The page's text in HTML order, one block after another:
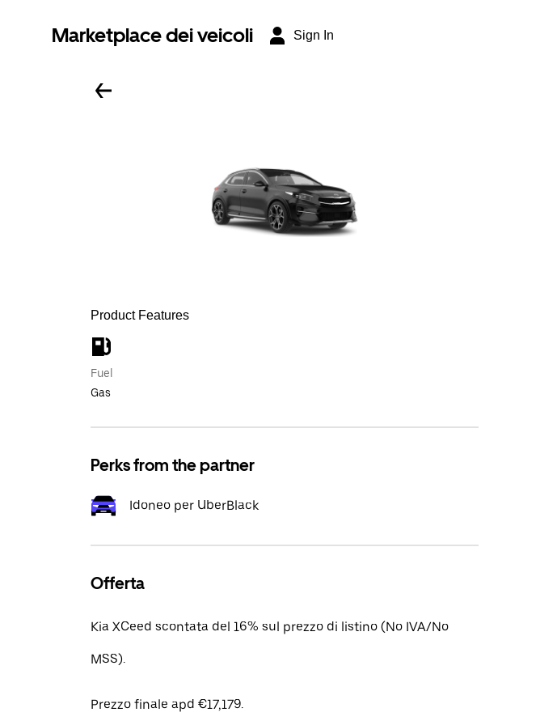
Marketplace dei veicoli Sign In
Product Features
Fuel
Gas
Perks from the partner
Idoneo per UberBlack
Offerta
Kia XCeed scontata del 16% sul prezzo di listino (No IVA/No
MSS).
Prezzo finale apd €17,179.